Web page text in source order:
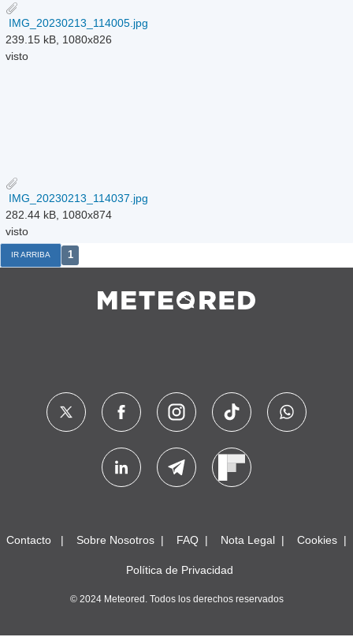
IMG_20230213_114005.jpg
239.15 kB, 1080x826
visto
IMG_20230213_114037.jpg
282.44 kB, 1080x874
visto
IR ARRIBA 1
Contacto Sobre Nosotros FAQ Nota Legal Cookies
Política de Privacidad
© 2024 Meteored. Todos los derechos reservados